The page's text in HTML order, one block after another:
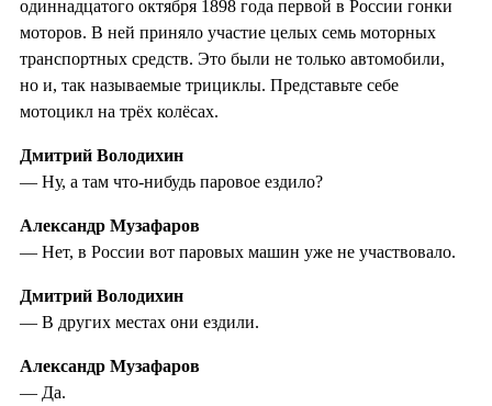
одиннадцатого октября 1898 года первой в России гонки
моторов. В ней приняло участие целых семь моторных
транспортных средств. Это были не только автомобили,
но и, так называемые трициклы. Представьте себе
мотоцикл на трёх колёсах.
Дмитрий Володихин
— Ну, а там что-нибудь паровое ездило?
Александр Музафаров
— Нет, в России вот паровых машин уже не участвовало.
Дмитрий Володихин
— В других местах они ездили.
Александр Музафаров
— Да.